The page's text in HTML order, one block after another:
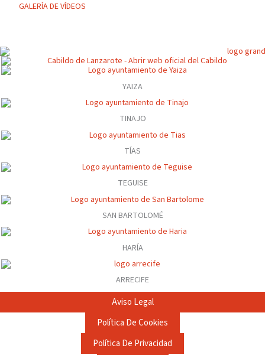
GALERÍA DE VÍDEOS
YAIZA
TINAJO
TÍAS
TEGUISE
SAN BARTOLOMÉ
HARÍA
ARRECIFE
Aviso Legal
Política De Cookies
Política De Privacidad